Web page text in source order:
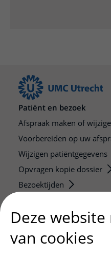
Patiënt en bezoek
Afspraak maken of
Voorbereiden op uw
Wijzigen patiëntgegevens
Opvragen kopie dossier
Bezoektijden
Onderwijs en onderzoek
Onze opleidingen
De Nieuwe Utrechtse
Deze
van cookies